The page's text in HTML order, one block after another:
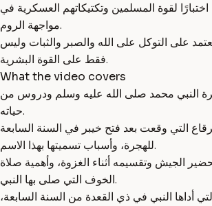
لقوة المسلمين وتكتيكاتهم العسكرية في
مواجهة الروم.
على التوكل على الله والصبر والثبات وليس
فقط على القوة البشرية.
What the video covers
النبي محمد صلى الله عليه وسلم ودروس من
حياته.
التي وقعت بعد فتح خيبر في السنة السابعة
للهجرة، وأسباب تسميتها بهذا الاسم.
الجيش وتقسيمه أثناء الغزوة، وأهمية صلاة
الخوف التي صلى بها النبي.
أداها النبي في ذي القعدة من السنة السابعة،